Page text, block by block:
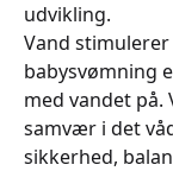
udvikling.
Vand
babysvømning
med vandet på.
samvær i det
sikkerhed,